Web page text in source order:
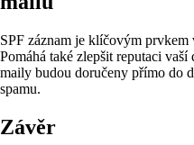
SPF záznam je klíčovým
Pomáhá také zlepšit reputaci
maily budou doručeny přímo do
spamu.
Závěr